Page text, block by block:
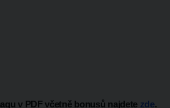
v PDF včetně bonusů najdete zde.